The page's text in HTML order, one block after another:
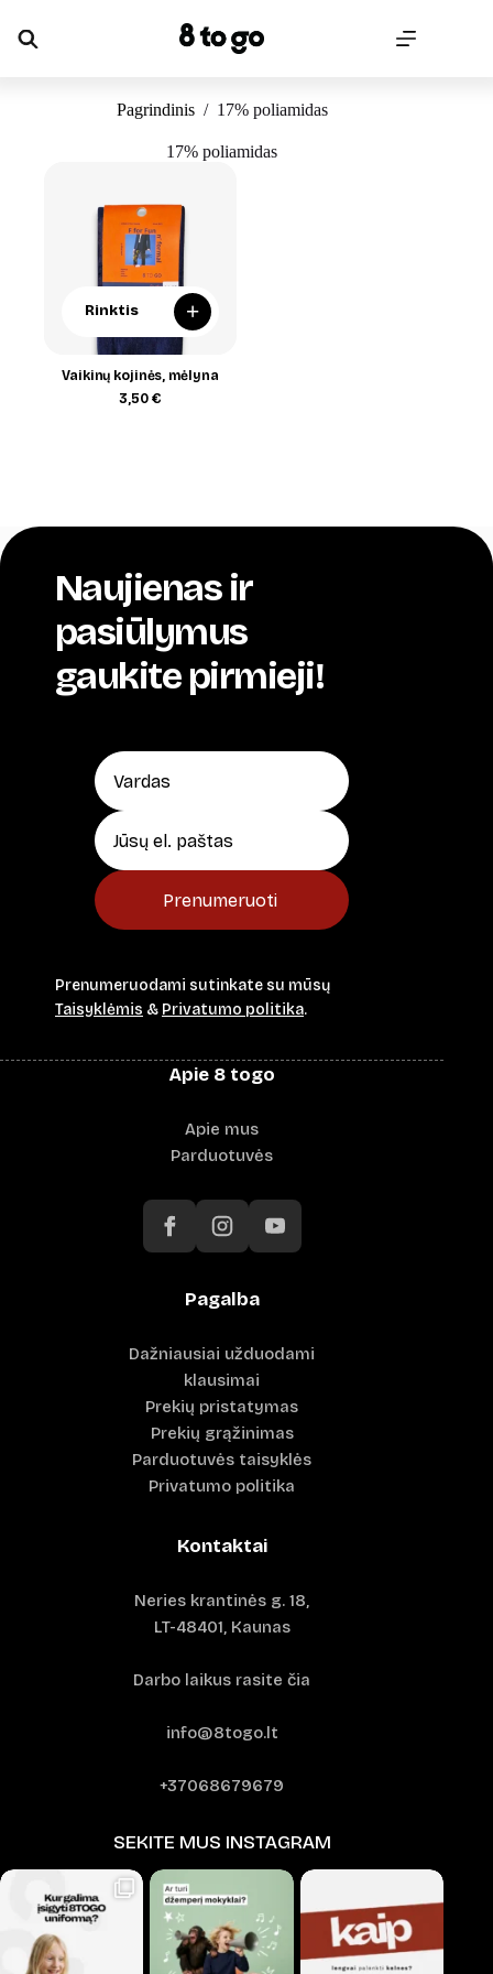
content
Pagrindinis / 17% poliamidas
17% poliamidas
Rinktis +
Vaikinų kojinės, mėlyna
3,50 €
Naujienas ir
pasiūlymus
gaukite pirmieji!
Prenumeruoti
Prenumeruodami sutinkate su mūsų
Taisyklėmis & Privatumo politika.
Apie 8 togo
Apie mus
Parduotuvės
Pagalba
Dažniausiai užduodami
klausimai
Prekių pristatymas
Prekių grąžinimas
Parduotuvės taisyklės
Privatumo politika
Kontaktai
Neries krantinės g. 18,
LT-48401, Kaunas
Darbo laikus rasite čia
info@8togo.lt
+37068679679
SEKITE MUS INSTAGRAM